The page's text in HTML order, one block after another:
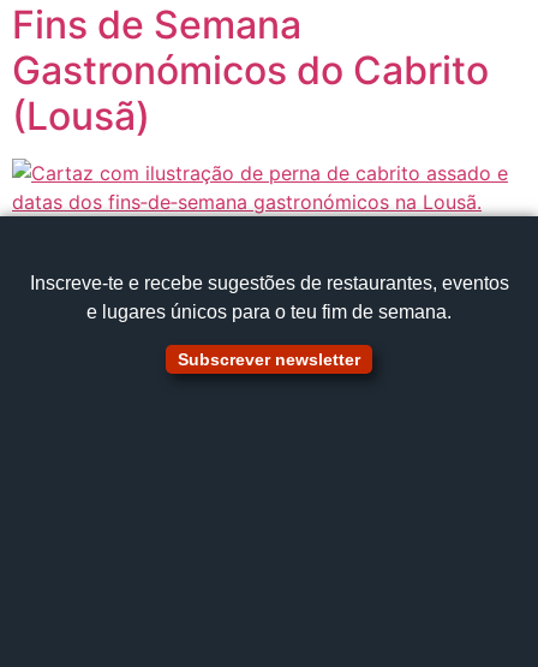
Fins de Semana
Gastronómicos do Cabrito
(Lousã)
Inscreve‑te e recebe sugestões de restaurantes, eventos
e lugares únicos para o teu fim de semana.
Subscrever newsletter